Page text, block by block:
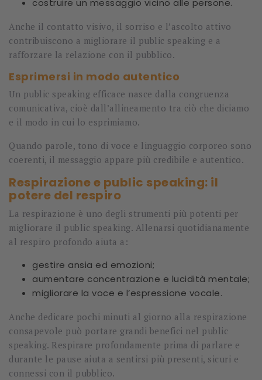
costruire un messaggio vicino alle persone.
Anche il contatto visivo, il sorriso e l’ascolto attivo
contribuiscono a migliorare il public speaking e a
rafforzare la relazione con il pubblico.
Esprimersi in modo autentico
Un public speaking efficace nasce dalla congruenza
comunicativa, cioè dall’allineamento tra ciò che diciamo
e il modo in cui lo esprimiamo.
Quando parole, tono di voce e linguaggio corporeo sono
coerenti, il messaggio appare più credibile e autentico.
Respirazione e public speaking: il
potere del respiro
La respirazione è uno degli strumenti più potenti per
migliorare il public speaking. Allenarsi quotidianamente
al respiro profondo aiuta a:
gestire ansia ed emozioni;
aumentare concentrazione e lucidità mentale;
migliorare la voce e l’espressione vocale.
Anche dedicare pochi minuti al giorno alla respirazione
consapevole può portare grandi benefici nel public
speaking. Respirare profondamente prima di parlare e
durante le pause aiuta a sentirsi più presenti, sicuri e
connessi con il pubblico.